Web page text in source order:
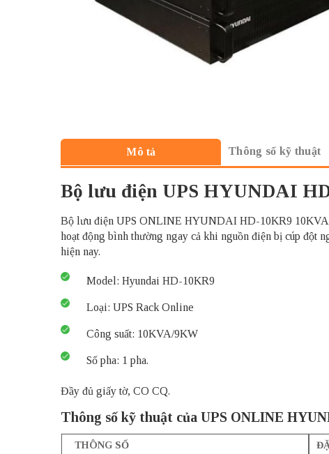
Mô tả Thông số kỹ thuật
Bộ lưu điện UPS HYUNDAI
Bộ lưu điện UPS ONLINE HYUNDAI HD-10KR9 10KVA/
hoạt động bình thường ngay cả khi nguồn điện bị cúp đột
hiện nay.
Model: Hyundai HD-10KR9
Loại: UPS Rack Online
Công suất: 10KVA/9KW
Số pha: 1 pha.
Đầy đủ giấy tờ, CO CQ.
Thông số kỹ thuật của UPS ONLINE
THÔNG SỐ